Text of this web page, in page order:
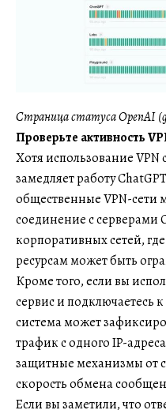
Страница статуса OpenAI
Проверьте активность
Хотя использование VPN
замедляет работу
общественные VPN-сети
соединение с серверами
корпоративных сетей,
ресурсам может быть
Кроме того, если вы
сервис и подключаетесь
система может
трафик с одного IP-
защитные механизмы от
скорость обмена
Если вы заметили, что